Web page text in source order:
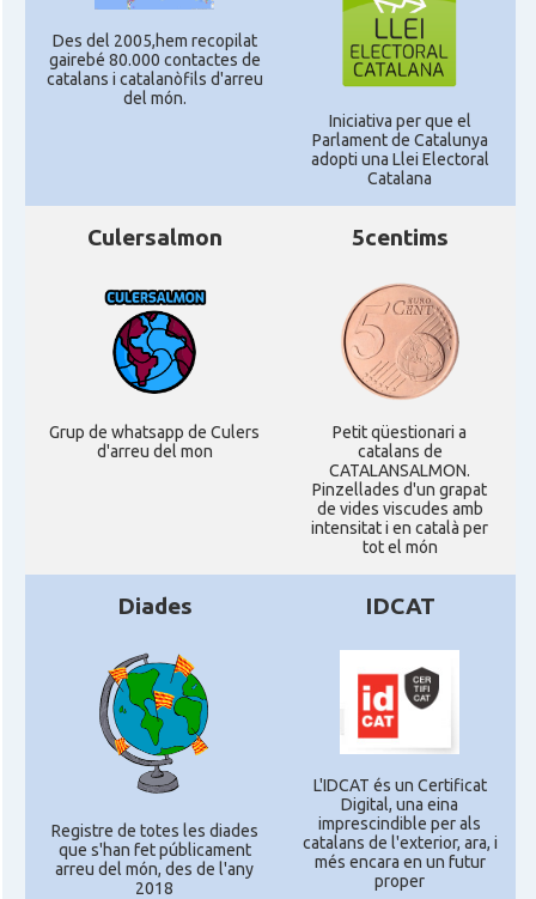
Des del 2005,hem recopilat
gairebé 80.000 contactes de
catalans i catalanòfils d'arreu
del món.
Iniciativa per que el
Parlament de Catalunya
adopti una Llei Electoral
Catalana
Culersalmon
Grup de whatsapp de Culers
d'arreu del mon
5centims
Petit qüestionari a
catalans de
CATALANSALMON.
Pinzellades d'un grapat
de vides viscudes amb
intensitat i en català per
tot el món
Diades
Registre de totes les diades
que s'han fet públicament
arreu del món, des de l'any
2018
IDCAT
L'IDCAT és un Certificat
Digital, una eina
imprescindible per als
catalans de l'exterior, ara, i
més encara en un futur
proper